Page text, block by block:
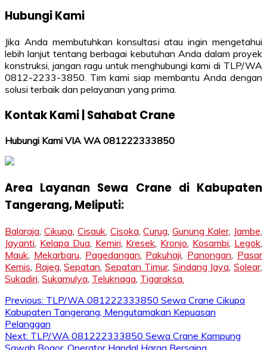
Hubungi Kami
Jika Anda membutuhkan konsultasi atau ingin mengetahui
lebih lanjut tentang berbagai kebutuhan Anda dalam proyek
konstruksi, jangan ragu untuk menghubungi kami di TLP/WA
0812-2233-3850. Tim kami siap membantu Anda dengan
solusi terbaik dan pelayanan yang prima.
Kontak Kami | Sahabat Crane
Hubungi Kami VIA WA 081222333850
Area Layanan Sewa Crane di Kabupaten
Tangerang, Meliputi:
Balaraja Cikupa Cisauk, Cisoka ,Curug ,Gunung Kaler, Jambe
Jayanti Kelapa Dua Kemiri Kresek Kronjo Kosambi Legok
Mauk Mekarbaru Pagedangan Pakuhaji Panongan Pasar
Kemis Rajeg ,Sepatan ,Sepatan Timur, Sindang Jaya ,Solear,
Sukadiri Sukamulya Teluknaga Tigaraksa.
Post
navigation
Previous: TLP/WA 081222333850 Sewa Crane Cikupa
Kabupaten Tangerang, Mengutamakan Kepuasan
Pelanggan
Next: TLP/WA 081222333850 Sewa Crane Kampung
Sawah Bogor, Operator Handal Harga Bersaing